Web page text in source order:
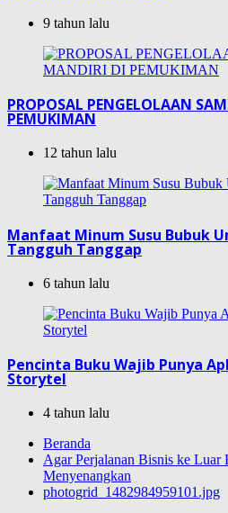
9 tahun lalu
PROPOSAL PENGELOLAAN
PEMUKIMAN
12 tahun lalu
Manfaat Minum Susu Bubuk
Tangguh Tanggap
6 tahun lalu
Pencinta Buku Wajib Punya
Storytel
4 tahun lalu
Beranda
Agar Perjalanan Bisnis ke Luar
Menyenangkan
photogrid_1482984959101.jpg